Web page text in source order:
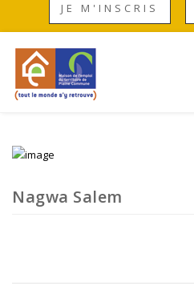
JE M'INSCRIS
Nagwa Salem